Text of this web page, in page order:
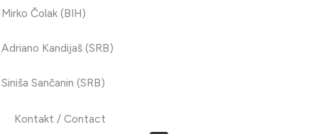
Mirko Čolak (BIH)
Adriano Kandijaš (SRB)
Siniša Sančanin (SRB)
Kontakt / Contact